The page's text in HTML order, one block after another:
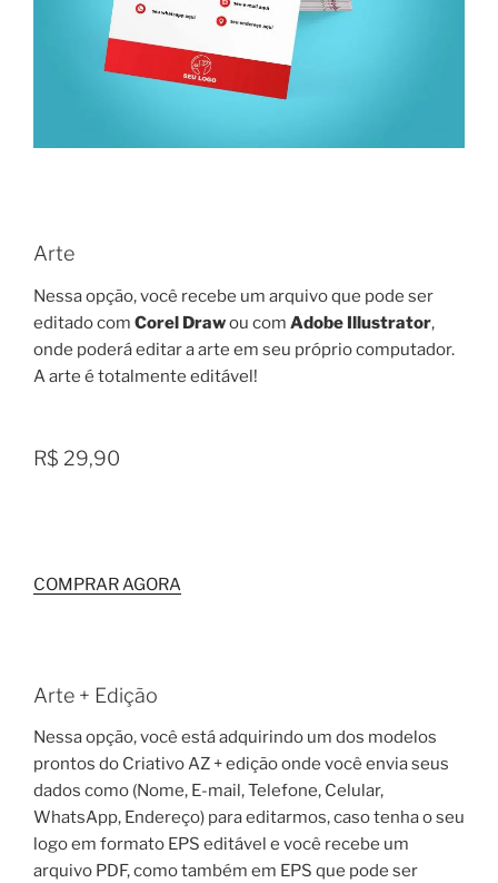
Arte
Nessa opção, você recebe um arquivo que pode ser
editado com Corel Drawou com Adobe Illustrator,
onde poderá editar a arte em seu próprio computador.
A arte é totalmente editável!
R$ 29,90
COMPRAR AGORA
Arte + Edição
Nessa opção, você está adquirindo um dos modelos
prontos do Criativo AZ + edição onde você envia seus
dados como (Nome, E-mail, Telefone, Celular,
WhatsApp, Endereço) para editarmos, caso tenha o seu
logo em formato EPS editável e você recebe um
arquivo PDF, como também em EPS que pode ser